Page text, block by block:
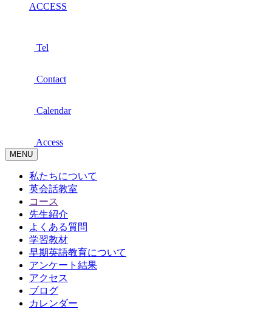
ACCESS
Tel
Contact
Calendar
Access
MENU
私たちについて
英会話教室
コース
先生紹介
よくある質問
学習教材
早期英語教育について
アンケート結果
アクセス
ブログ
カレンダー